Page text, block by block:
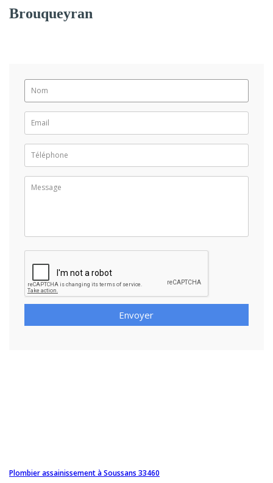
Brouqueyran
Envoyer
Plombier assainissement à Soussans 33460